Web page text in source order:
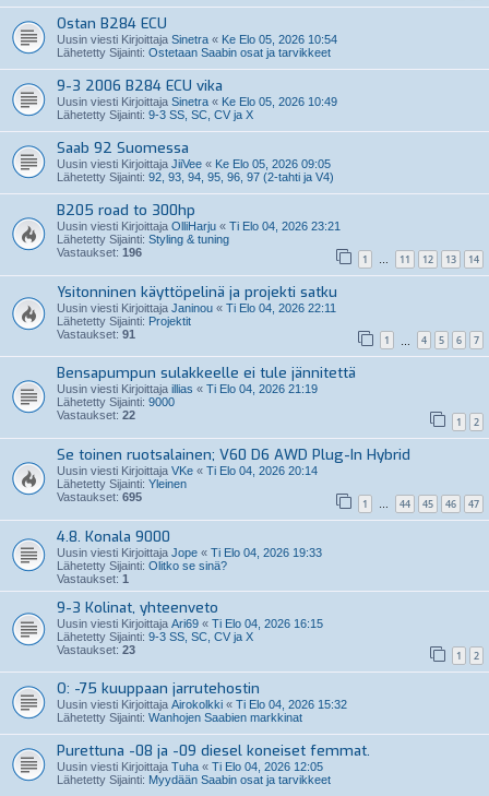
Ostan B284 ECU
Uusin viesti Kirjoittaja Sinetra « Ke Elo 05, 2026 10:54
Lähetetty Sijainti: Ostetaan Saabin osat ja tarvikkeet
9-3 2006 B284 ECU vika
Uusin viesti Kirjoittaja Sinetra « Ke Elo 05, 2026 10:49
Lähetetty Sijainti: 9-3 SS, SC, CV ja X
Saab 92 Suomessa
Uusin viesti Kirjoittaja JiiVee « Ke Elo 05, 2026 09:05
Lähetetty Sijainti: 92, 93, 94, 95, 96, 97 (2-tahti ja V4)
B205 road to 300hp
Uusin viesti Kirjoittaja OlliHarju « Ti Elo 04, 2026 23:21
Lähetetty Sijainti: Styling & tuning
Vastaukset: 196 1 … 11 12 13 14
Ysitonninen käyttöpelinä ja projekti satku
Uusin viesti Kirjoittaja Janinou « Ti Elo 04, 2026 22:11
Lähetetty Sijainti: Projektit
Vastaukset: 91 1 4 5 6 7
Bensapumpun sulakkeelle ei tule jännitettä
Uusin viesti Kirjoittaja illias « Ti Elo 04, 2026 21:19
Lähetetty Sijainti: 9000
Vastaukset: 22 1 2
Se toinen ruotsalainen; V60 D6 AWD Plug-In Hybrid
Uusin viesti Kirjoittaja VKe « Ti Elo 04, 2026 20:14
Lähetetty Sijainti: Yleinen
Vastaukset: 695 1 … 44 45 46 47
4.8. Konala 9000
Uusin viesti Kirjoittaja Jope « Ti Elo 04, 2026 19:33
Lähetetty Sijainti: Olitko se sinä?
Vastaukset: 1
9-3 Kolinat, yhteenveto
Uusin viesti Kirjoittaja Ari69 « Ti Elo 04, 2026 16:15
Lähetetty Sijainti: 9-3 SS, SC, CV ja X
Vastaukset: 23 1 2
O: -75 kuuppaan jarrutehostin
Uusin viesti Kirjoittaja Airokolkki « Ti Elo 04, 2026 15:32
Lähetetty Sijainti: Wanhojen Saabien markkinat
Purettuna -08 ja -09 diesel koneiset femmat.
Uusin viesti Kirjoittaja Tuha « Ti Elo 04, 2026 12:05
Lähetetty Sijainti: Myydään Saabin osat ja tarvikkeet